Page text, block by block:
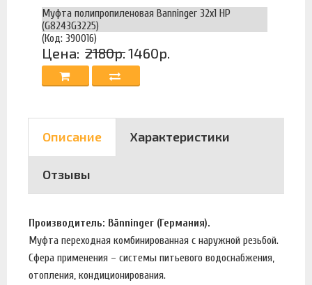
Муфта полипропиленовая Banninger 32х1 НР
(G8243G3225)
(Код: 390016)
Цена: 2180р.1460р.
Описание Характеристики
Отзывы
Производитель: Bänninger (Германия).
Муфта переходная комбинированная с наружной резьбой.
Сфера применения – системы питьевого водоснабжения,
отопления, кондиционирования.